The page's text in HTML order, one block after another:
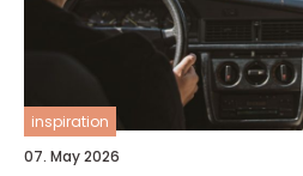
inspiration
07. May 2026